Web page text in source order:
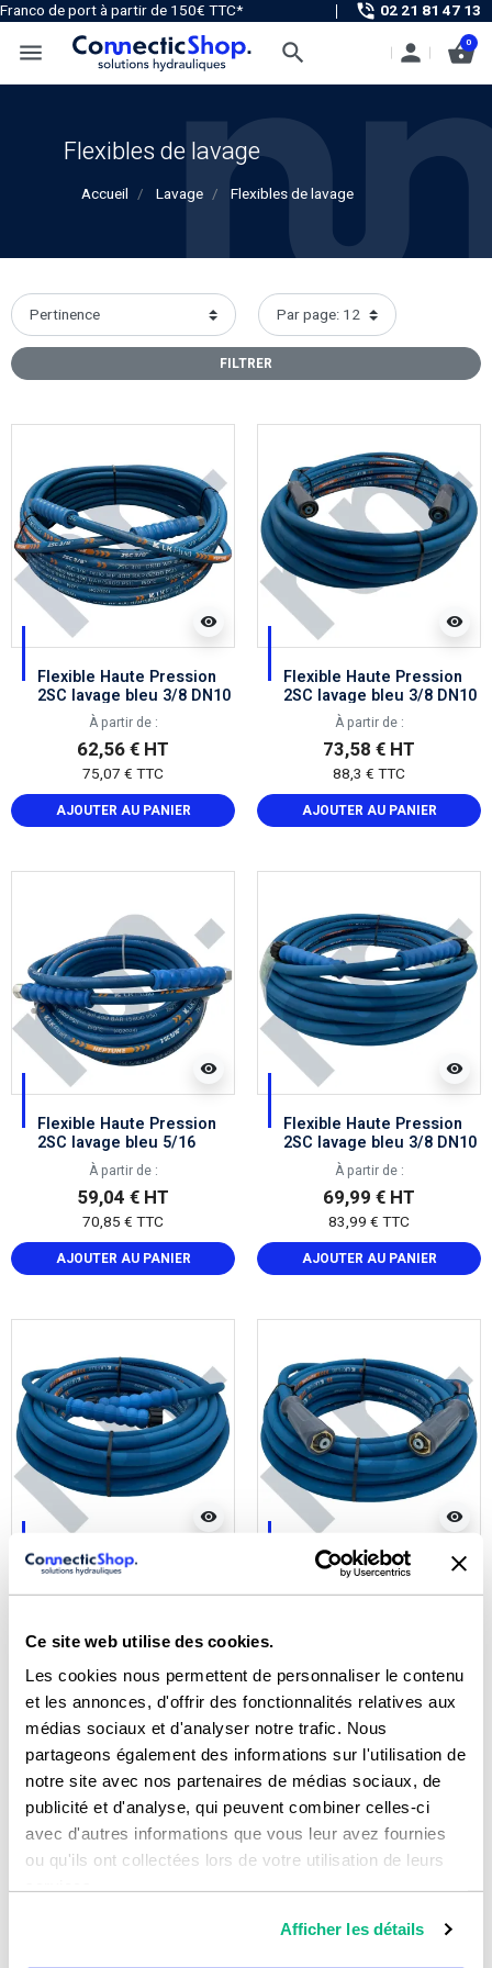
Ce site web utilise des cookies.
Les cookies nous permettent de personnaliser le contenu
et les annonces, d'offrir des fonctionnalités relatives aux
médias sociaux et d'analyser notre trafic. Nous
partageons également des informations sur l'utilisation de
notre site avec nos partenaires de médias sociaux, de
publicité et d'analyse, qui peuvent combiner celles-ci
avec d'autres informations que vous leur avez fournies
ou qu'ils ont collectées lors de votre utilisation de leurs
Afficher les détails
Franco de port à partir de 150€ TTC* 02 21 81 47 13
menu search person shopping_basket
0
Flexibles de lavage
Accueil Lavage Flexibles de lavage
FILTRER
visibility
Flexible Haute Pression
2SC lavage bleu 3/8 DN10
femelle BSP 3/8
À partir de :
62,56 € HT
75,07 € TTC
AJOUTER AU PANIER
visibility
Flexible Haute Pression
2SC lavage bleu 3/8 DN10
femelle easylock
À partir de :
73,58 € HT
88,3 € TTC
AJOUTER AU PANIER
visibility
Flexible Haute Pression
2SC lavage bleu 5/16
DN08 femelle BSP 3/8
À partir de :
59,04 € HT
70,85 € TTC
AJOUTER AU PANIER
visibility
Flexible Haute Pression
2SC lavage bleu 3/8 DN10
femelle 22X150
À partir de :
69,99 € HT
83,99 € TTC
AJOUTER AU PANIER
visibility
Flexible Haute Pression
2SC lavage bleu 5/16
65,87 € HT
79,04 € TTC
AJOUTER AU PANIER
visibility
Flexible Haute Pression
2SC lavage bleu 5/16 DN8
83,16 € TTC
AJOUTER AU PANIER
visibility visibility